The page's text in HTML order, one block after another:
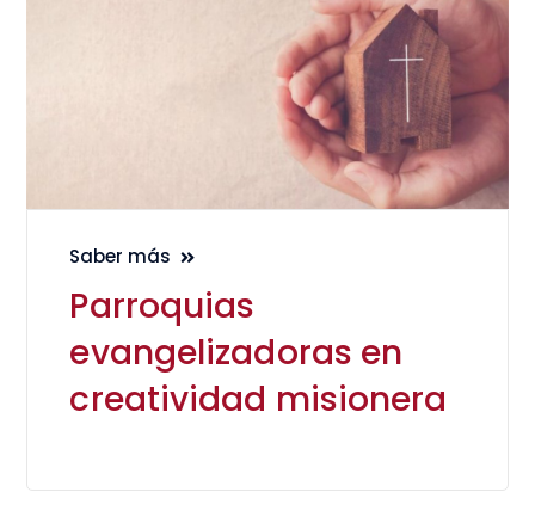
Saber más
Parroquias
evangelizadoras en
creatividad misionera